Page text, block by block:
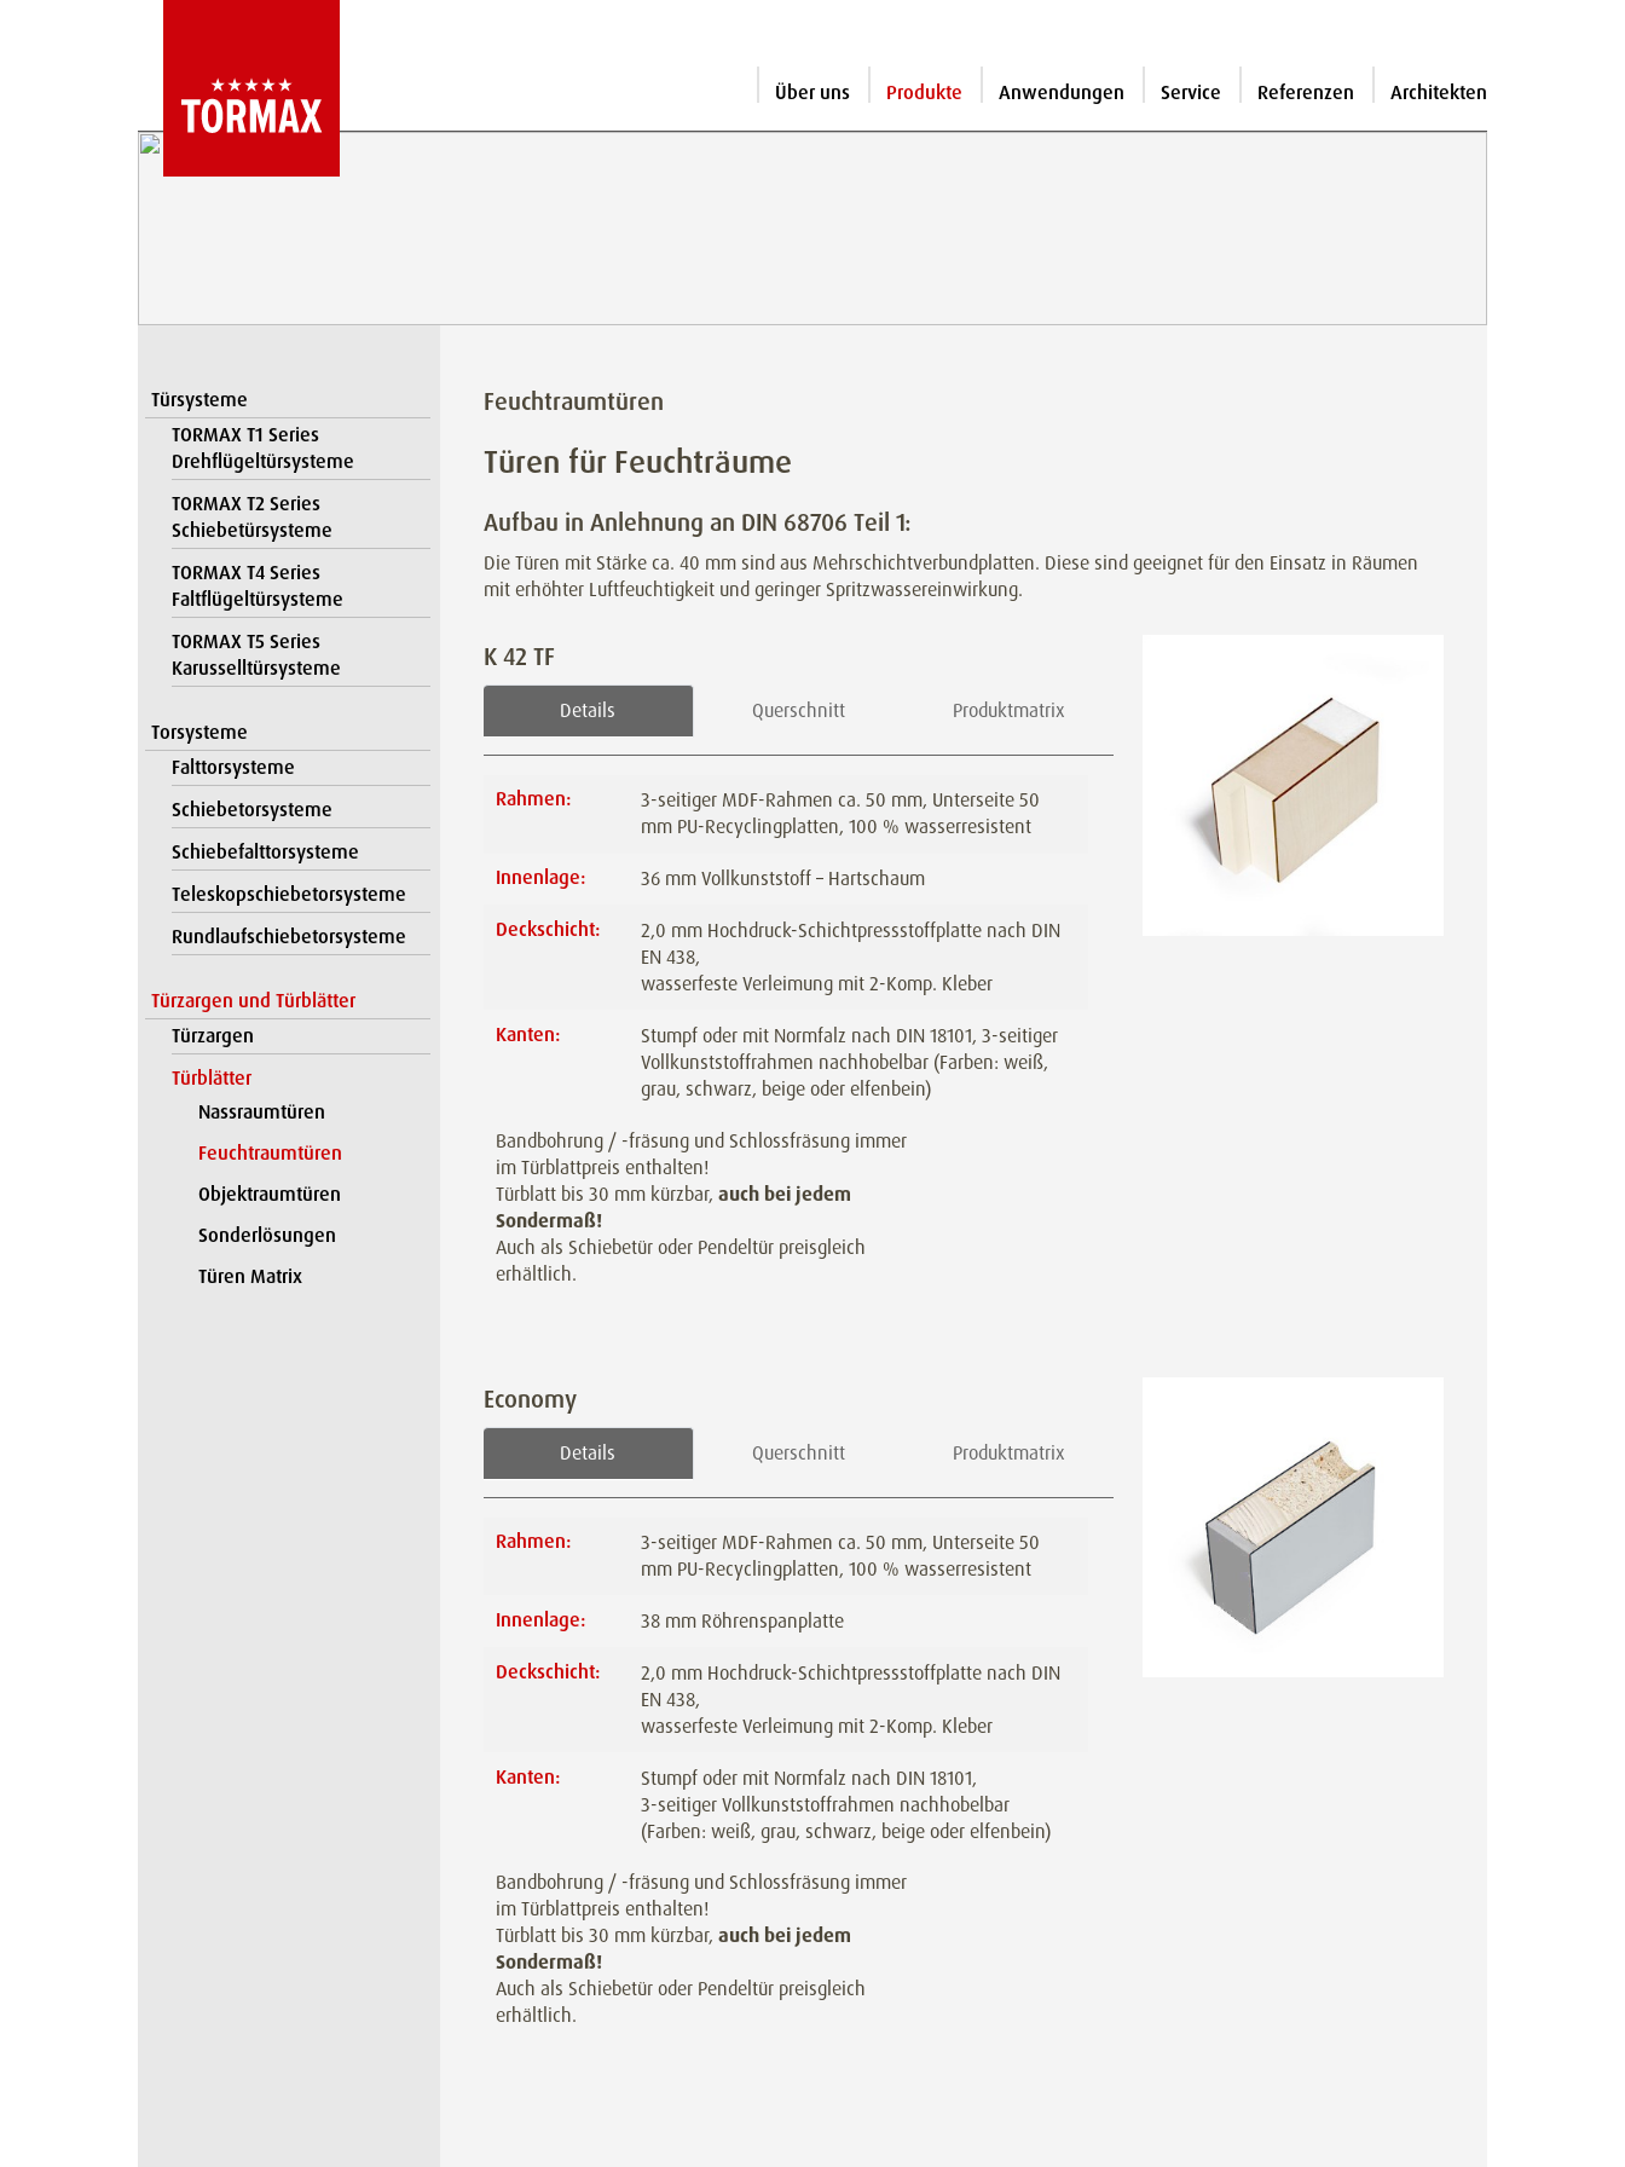
Über uns Produkte Anwendungen Service Referenzen Architekten
Türsysteme
TORMAX T1 Series
Drehflügeltürsysteme
TORMAX T2 Series
Schiebetürsysteme
TORMAX T4 Series
Faltflügeltürsysteme
TORMAX T5 Series
Karusselltürsysteme
Torsysteme
Falttorsysteme
Schiebetorsysteme
Schiebefalttorsysteme
Teleskopschiebetorsysteme
Rundlaufschiebetorsysteme
Türzargen und Türblätter
Türzargen
Türblätter
Nassraumtüren
Feuchtraumtüren
Objektraumtüren
Sonderlösungen
Türen Matrix
Feuchtraumtüren
Türen für Feuchträume
Aufbau in Anlehnung an DIN 68706 Teil 1:
Die Türen mit Stärke ca. 40 mm sind aus Mehrschichtverbundplatten. Diese sind geeignet für den Einsatz in Räumen
miterhöhter Luftfeuchtigkeit und geringer Spritzwassereinwirkung.
K 42 TF
Details Querschnitt Produktmatrix
Rahmen:
3-seitiger MDF-Rahmen ca. 50 mm, Unterseite 50
mm PU-Recyclingplatten, 100 % wasserresistent
Innenlage:
36 mm Vollkunststoff – Hartschaum
Deckschicht:
2,0 mm Hochdruck-Schichtpressstoffplatte nach DIN
EN 438,
wasserfeste Verleimung mit 2-Komp. Kleber
Kanten:
Stumpf oder mit Normfalz nach DIN 18101, 3-seitiger
Vollkunststoffrahmen nachhobelbar (Farben: weiß,
grau, schwarz, beige oder elfenbein)
Bandbohrung / -fräsung und Schlossfräsung immer
im Türblattpreis enthalten!
Türblatt bis 30 mm kürzbar,auch bei jedem
Sondermaß!
Auch als Schiebetür oder Pendeltür preisgleich
erhältlich.
Economy
Details Querschnitt Produktmatrix
Rahmen:
3-seitiger MDF-Rahmen ca. 50 mm, Unterseite 50
mm PU-Recyclingplatten, 100 % wasserresistent
Innenlage:
38 mm Röhrenspanplatte
Deckschicht:
2,0 mm Hochdruck-Schichtpressstoffplatte nach DIN
EN 438,
wasserfeste Verleimung mit 2-Komp. Kleber
Kanten:
Stumpf oder mit Normfalz nach DIN 18101,
3-seitiger Vollkunststoffrahmen nachhobelbar
(Farben: weiß, grau, schwarz, beige oder elfenbein)
Bandbohrung / -fräsung und Schlossfräsung immer
im Türblattpreis enthalten!
Türblatt bis 30 mm kürzbar,auch bei jedem
Sondermaß!
Auch als Schiebetür oder Pendeltür preisgleich
erhältlich.